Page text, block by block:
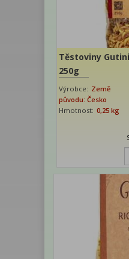
Těstoviny
250g
Výrobce: Země
původu: Česko
Hmotnost: 0,25 kg